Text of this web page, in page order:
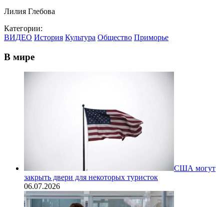
Лилия Глебова
Категории:
ВИДЕО История Культура Общество Приморье
В мире
США могут
закрыть двери для некоторых туристок
06.07.2026